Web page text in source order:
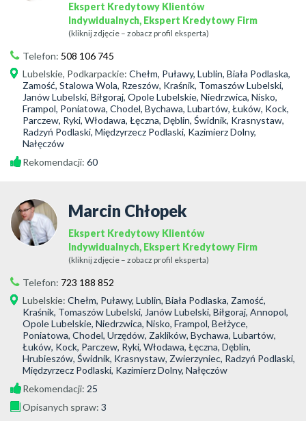
Ekspert Kredytowy Klientów
Indywidualnych, Ekspert Kredytowy Firm
(kliknij zdjęcie – zobacz profil eksperta)
Telefon: 508 106 745
Lubelskie, Podkarpackie: Chełm, Puławy, Lublin, Biała Podlaska,
Zamość, Stalowa Wola, Rzeszów, Kraśnik, Tomaszów Lubelski,
Janów Lubelski, Biłgoraj, Opole Lubelskie, Niedrzwica, Nisko,
Frampol, Poniatowa, Chodel, Bychawa, Lubartów, Łuków, Kock,
Parczew, Ryki, Włodawa, Łęczna, Dęblin, Świdnik, Krasnystaw,
Radzyń Podlaski, Międzyrzecz Podlaski, Kazimierz Dolny,
Nałęczów
Rekomendacji: 60
Marcin Chłopek
Ekspert Kredytowy Klientów
Indywidualnych, Ekspert Kredytowy Firm
(kliknij zdjęcie – zobacz profil eksperta)
Telefon: 723 188 852
Lubelskie: Chełm, Puławy, Lublin, Biała Podlaska, Zamość,
Kraśnik, Tomaszów Lubelski, Janów Lubelski, Biłgoraj, Annopol,
Opole Lubelskie, Niedrzwica, Nisko, Frampol, Bełżyce,
Poniatowa, Chodel, Urzędów, Zaklików, Bychawa, Lubartów,
Łuków, Kock, Parczew, Ryki, Włodawa, Łęczna, Dęblin,
Hrubieszów, Świdnik, Krasnystaw, Zwierzyniec, Radzyń Podlaski,
Międzyrzecz Podlaski, Kazimierz Dolny, Nałęczów
Rekomendacji: 25
Opisanych spraw: 3